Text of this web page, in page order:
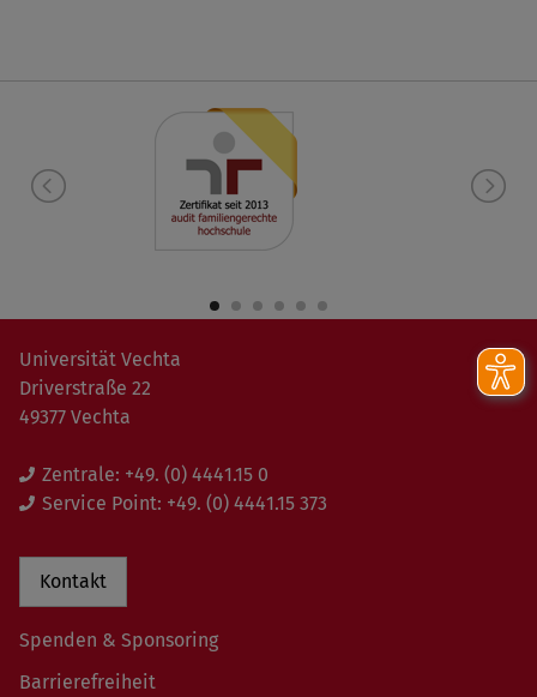
Universität Vechta
Driverstraße 22
49377 Vechta
Zentrale: +49. (0) 4441.15 0
Service Point: +49. (0) 4441.15 373
Kontakt
Spenden & Sponsoring
Barrierefreiheit